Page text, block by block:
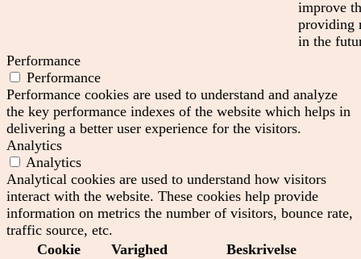
improve
providing
in the
Performance
Performance
Performance cookies are used to understand and analyze
the key performance indexes of the website which helps in
delivering a better user experience for the visitors.
Analytics
Analytics
Analytical cookies are used to understand how visitors
interact with the website. These cookies help provide
information on metrics the number of visitors, bounce rate,
traffic source, etc.
Cookie
Varighed Beskrivelse